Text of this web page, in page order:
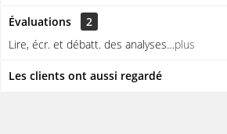
Évaluations
2
Lire, écr. et débatt. des analyses…plus
Les clients ont aussi regardé